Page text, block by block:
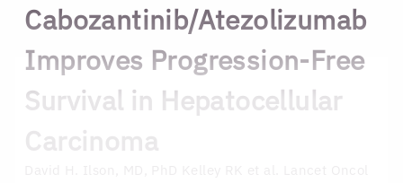
Cabozantinib/Atezolizumab
Improves Progression-Free
Survival in Hepatocellular